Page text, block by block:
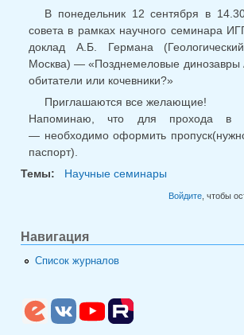
В понедельник 12 сентября в
совета в рамках научного семинара
доклад А.Б. Германа
Москва) — «Позднемеловые динозавры
обитатели или кочевники?»
Приглашаются все желающие!
Напоминаю, что для прохода в
— необходимо оформить
паспорт).
Темы:
Научные семинары
Войдите, чтобы
Навигация
Список журналов